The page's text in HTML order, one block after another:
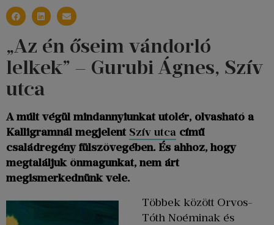
„Az én őseim vándorló
lelkek” – Gurubi Ágnes, Szív
utca
A múlt végül mindannyiunkat utolér, olvasható a
Kalligramnál megjelent Szív utca című
családregény fülszövegében. És ahhoz, hogy
megtaláljuk önmagunkat, nem árt
megismerkednünk vele.
Többek között Orvos-
Tóth Noéminak és